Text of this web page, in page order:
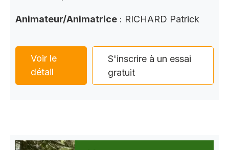
Animateur/Animatrice : RICHARD Patrick
Voir le
détail
S'inscrire à un essai
gratuit